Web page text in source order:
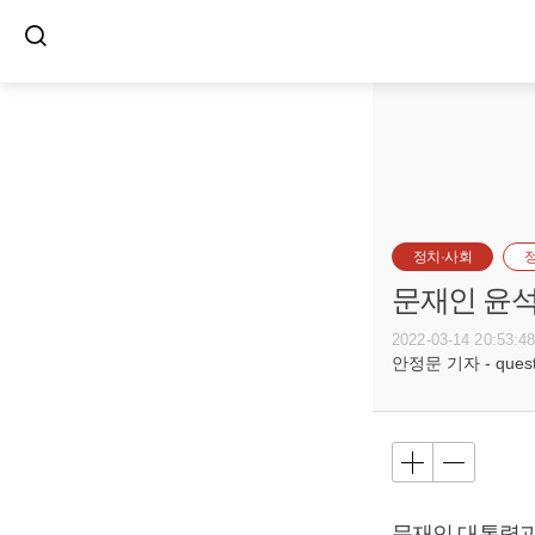
정치·사회
문재인 윤
2022-03-14 20:53:48
안정문 기자 -